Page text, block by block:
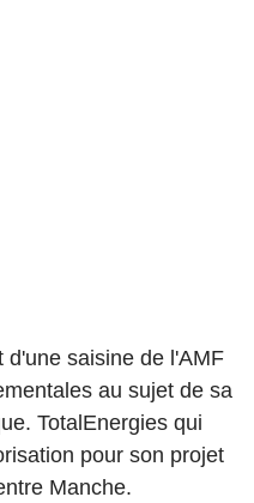
d'une saisine de l'AMF
au sujet de sa
TotalEnergies qui
pour son projet
Manche.